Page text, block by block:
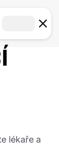
lékaře a